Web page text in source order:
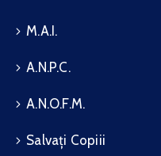
M.A.I.
A.N.P.C.
A.N.O.F.M.
Salvați Copiii